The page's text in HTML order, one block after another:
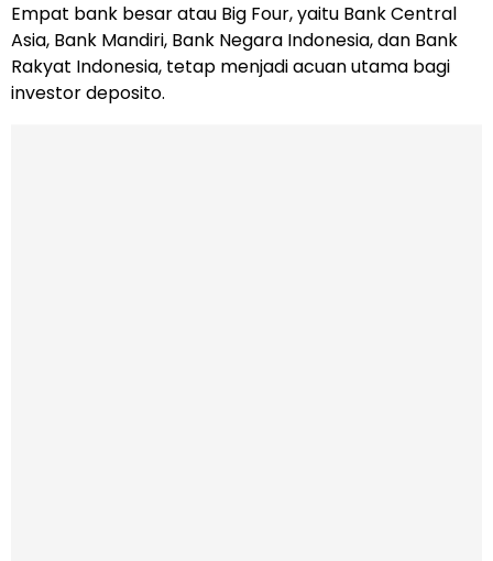
Empat bank besar atau Big Four, yaitu Bank Central
Asia, Bank Mandiri, Bank Negara Indonesia, dan Bank
Rakyat Indonesia, tetap menjadi acuan utama bagi
investor deposito.